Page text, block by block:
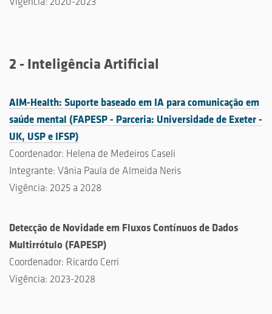
Vigência: 2020-2023
2 - Inteligência Artificial
AIM-Health: Suporte baseado em IA para comunicação em
saúde mental (FAPESP - Parceria: Universidade de Exeter -
UK, USP e IFSP)
Coordenador: Helena de Medeiros Caseli
Integrante: Vânia Paula de Almeida Neris
Vigência: 2025 a 2028
Detecção de Novidade em Fluxos Contínuos de Dados
Multirrótulo ( FAPESP)
Coordenador: Ricardo Cerri
Vigência: 2023-2028